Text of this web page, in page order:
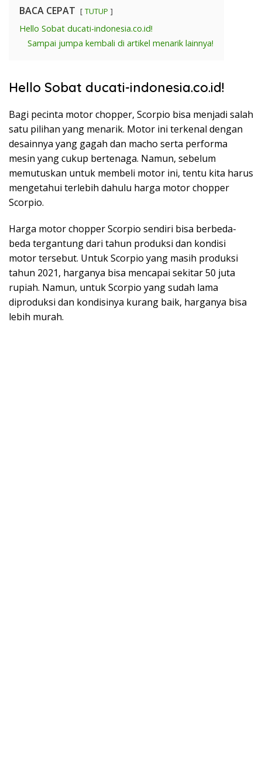
BACA CEPAT TUTUP
Hello Sobat ducati-indonesia.co.id!
Sampai jumpa kembali di artikel menarik lainnya!
Hello Sobat ducati-indonesia.co.id!
Bagi pecinta motor chopper, Scorpio bisa menjadi salah
satu pilihan yang menarik. Motor ini terkenal dengan
desainnya yang gagah dan macho serta performa
mesin yang cukup bertenaga. Namun, sebelum
memutuskan untuk membeli motor ini, tentu kita harus
mengetahui terlebih dahulu harga motor chopper
Scorpio.
Harga motor chopper Scorpio sendiri bisa berbeda-
beda tergantung dari tahun produksi dan kondisi
motor tersebut. Untuk Scorpio yang masih produksi
tahun 2021, harganya bisa mencapai sekitar 50 juta
rupiah. Namun, untuk Scorpio yang sudah lama
diproduksi dan kondisinya kurang baik, harganya bisa
lebih murah.